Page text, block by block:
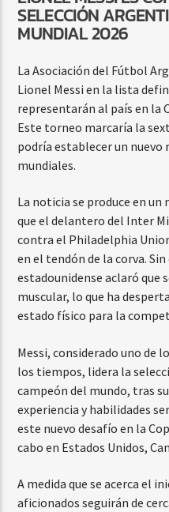
SELECCIÓN
MUNDIAL 2026
La Asociación del Fútbol
Lionel Messi en la lista
representarán al país en la
Este torneo marcaría la
podría establecer un nuevo
mundiales.
La noticia se produce en
que el delantero del Inter
contra el Philadelphia
en el tendón de la corva.
estadounidense aclaró que
muscular, lo que ha
estado físico para la
Messi, considerado uno de
los tiempos, lidera la
campeón del mundo, tras
experiencia y habilidades
este nuevo desafío en la
cabo en Estados Unidos,
A medida que se acerca el
aficionados seguirán de